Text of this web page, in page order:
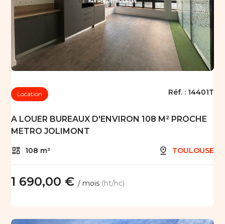
Location Réf. : 14401T
A LOUER BUREAUX D'ENVIRON 108 M² PROCHE
METRO JOLIMONT
108 m² TOULOUSE
1 690,00 €/ mois (ht/hc)